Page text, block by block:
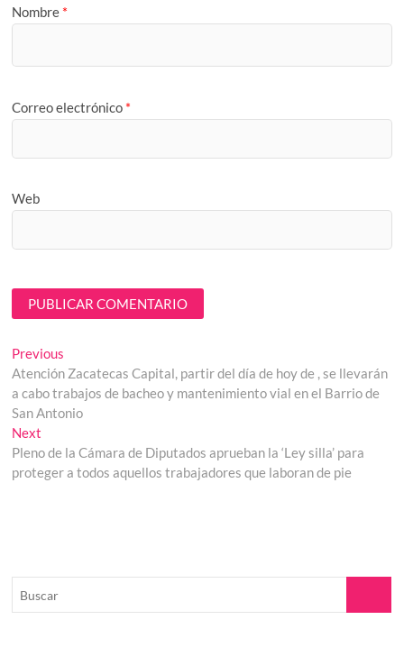
Nombre *
Correo electrónico *
Web
Navegación
de
entradas
Previous
post:
Atención Zacatecas Capital, partir del día de hoy de , se llevarán
a cabo trabajos de bacheo y mantenimiento vial en el Barrio de
San Antonio
Next
post:
Pleno de la Cámara de Diputados aprueban la ‘Ley silla’ para
proteger a todos aquellos trabajadores que laboran de pie